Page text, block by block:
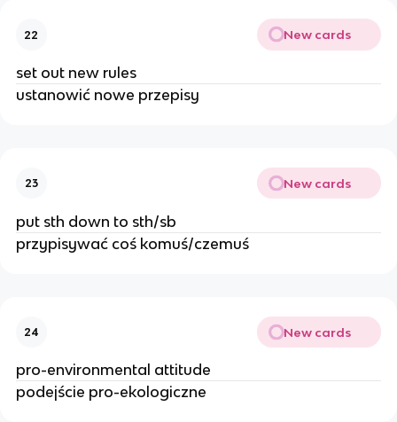
22 New cards
set out new rules
ustanowić nowe przepisy
23 New cards
put sth down to sth/sb
przypisywać coś komuś/czemuś
24 New cards
pro-environmental attitude
podejście pro-ekologiczne